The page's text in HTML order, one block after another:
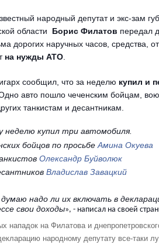
народный депутат и экс-зам
области Борис Филатов передал
дорогих наручных часов, средства,
на нужды АТО
сообщил, что за неделю купил и
Одно авто пошло чеченским бойцам,
танкистам и десантникам.
неделю купил три автомобиля.
бойцов по просьбе Амина Окуева
Олександр Буйволюк
Владислав Завацкий
надо ли их включать в
свои доходы», - написал на своей
нападок на Филатова и
народному депутату все-таки